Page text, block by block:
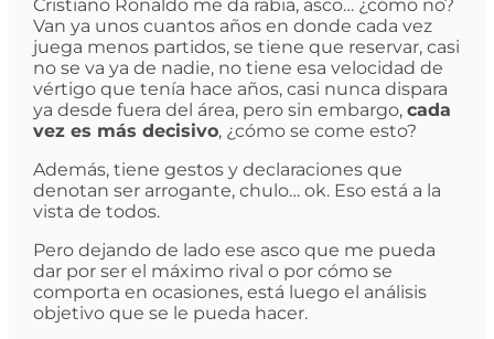
Cristiano Ronaldo me da rabia, asco… ¿cómo no?
Van ya unos cuantos años en donde cada vez
juega menos partidos, se tiene que reservar, casi
no se va ya de nadie, no tiene esa velocidad de
vértigo que tenía hace años, casi nunca dispara
ya desde fuera del área, pero sin embargo, cada
vez es más decisivo, ¿cómo se come esto?
Además, tiene gestos y declaraciones que
denotan ser arrogante, chulo… ok. Eso está a la
vista de todos.
Pero dejando de lado ese asco que me pueda
dar por ser el máximo rival o por cómo se
comporta en ocasiones, está luego el análisis
objetivo que se le pueda hacer.